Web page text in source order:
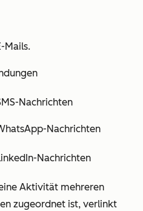
Mails.
Nachrichten
Nachrichten
Nachrichten
Aktivität mehreren
zugeordnet ist, verlinkt